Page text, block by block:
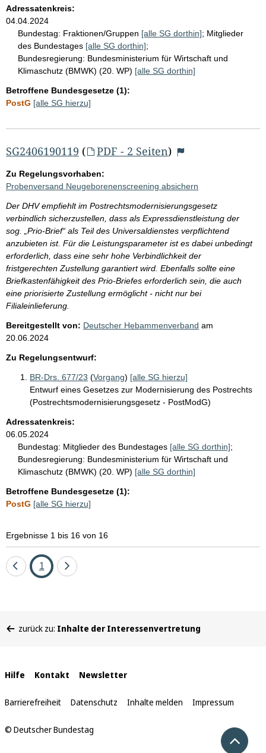
Adressatenkreis:
04.04.2024
Bundestag: Fraktionen/Gruppen [alle SG dorthin]; Mitglieder
des Bundestages [alle SG dorthin];
Bundesregierung: Bundesministerium für Wirtschaft und
Klimaschutz (BMWK) (20. WP) [alle SG dorthin]
Betroffene Bundesgesetze (1):
PostG [alle SG hierzu]
SG2406190119 ( PDF - 2 Seiten)
Zu Regelungsvorhaben:
Probenversand Neugeborenenscreening absichern
Der DHV empfiehlt im Postrechtsmodernisierungsgesetz
verbindlich sicherzustellen, dass als Expressdienstleistung der
sog. „Prio-Brief“ als Teil des Universaldienstes verpflichtend
anzubieten ist. Für die Leistungsparameter ist es dabei unbedingt
erforderlich, dass eine sehr hohe Verbindlichkeit der
fristgerechten Zustellung garantiert wird. Ebenfalls sollte eine
Briefkastenfähigkeit des Prio-Briefes erforderlich sein, die auch
eine priorisierte Zustellung ermöglicht - nicht nur bei
Filialeinlieferung.
Bereitgestellt von: Deutscher Hebammenverband am
20.06.2024
Zu Regelungsentwurf:
BR-Drs. 677/23 (Vorgang) [alle SG hierzu]
Entwurf eines Gesetzes zur Modernisierung des Postrechts
(Postrechtsmodernisierungsgesetz - PostModG)
Adressatenkreis:
06.05.2024
Bundestag: Mitglieder des Bundestages [alle SG dorthin];
Bundesregierung: Bundesministerium für Wirtschaft und
Klimaschutz (BMWK) (20. WP) [alle SG dorthin]
Betroffene Bundesgesetze (1):
PostG [alle SG hierzu]
Ergebnisse 1 bis 16 von 16
EineSeite
1
Eine
befinden
zurück zu: Inhalte der Interessenvertretung
Interne
Links
Hilfe Kontakt Newsletter
Barrierefreiheit Datenschutz Inhalte melden Impressum
© Deutscher Bundestag